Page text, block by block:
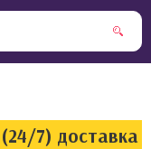
(24/7) доставка